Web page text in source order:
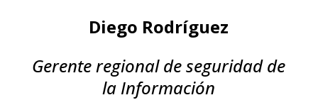
Diego Rodríguez
Gerente regional de seguridad de
la Información